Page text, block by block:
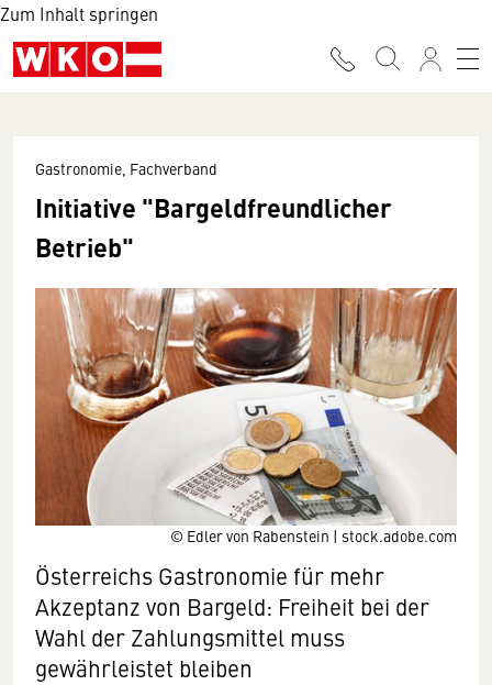
Zum Inhalt springen
© Edler von Rabenstein | stock.adobe.com
Gastronomie, Fachverband
Initiative "Bargeldfreundlicher
Betrieb"
Österreichs Gastronomie für mehr
Akzeptanz von Bargeld: Freiheit bei der
Wahl der Zahlungsmittel muss
gewährleistet bleiben